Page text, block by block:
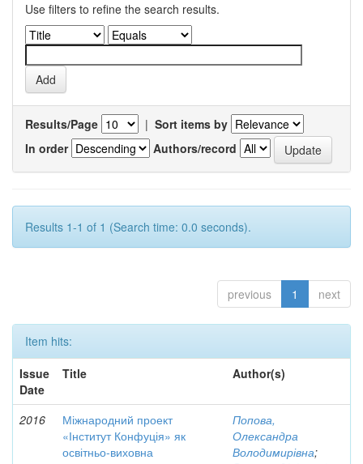
Use filters to refine the search results.
Results/Page | Sort items by
In order
Authors/record
Results 1-1 of 1 (Search time: 0.0 seconds).
previous 1 next
Item hits:
Issue
Date
Title Author(s)
2016
Міжнародний проект
«Інститут Конфуція» як
освітньо-виховна
Попова,
Олександра
Володимирівна;